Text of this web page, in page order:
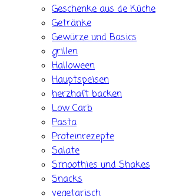
Geschenke aus de Küche
Getränke
Gewürze und Basics
grillen
Halloween
Hauptspeisen
herzhaft backen
Low Carb
Pasta
Proteinrezepte
Salate
Smoothies und Shakes
Snacks